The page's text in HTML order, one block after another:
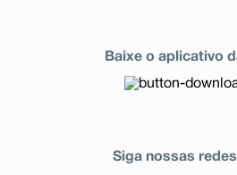
Baixe o aplicativo
Siga nossas